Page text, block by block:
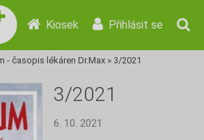
Kiosek Přihlásit se
- časopis lékáren Dr.Max » 3/2021
3/2021
6. 10. 2021